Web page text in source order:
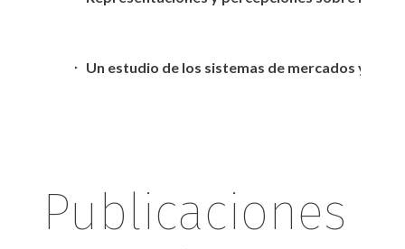
Un estudio de los sistemas de mercados y las
Publicaciones